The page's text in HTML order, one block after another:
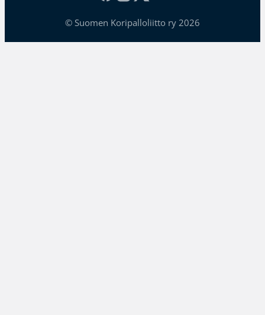
© Suomen Koripalloliitto ry 2026